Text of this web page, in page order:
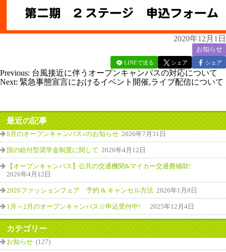
2020年12月1日
お知らせ
LINEで送る シェア シェア
Previous: 台風接近に伴うオープンキャンパスの対応について
Next: 緊急事態宣言におけるイベント開催,ライブ配信について
最近の記事
8月のオープンキャンパス♪のお知らせ 2026年7月31日
国の給付型奨学金制度に関して 2026年4月12日
【オープンキャンパス】公共の交通機関&マイカー交通費補助!
2026年4月12日
2026ファッションフェア 予約 & キャンセル方法 2026年1月8日
1月～2月のオープンキャンパス☆申込受付中! 2025年12月4日
カテゴリー
お知らせ (127)